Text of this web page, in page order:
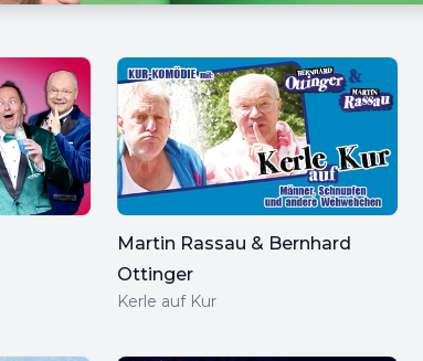
Martin Rassau & Bernhard
Ottinger
Kerle auf Kur